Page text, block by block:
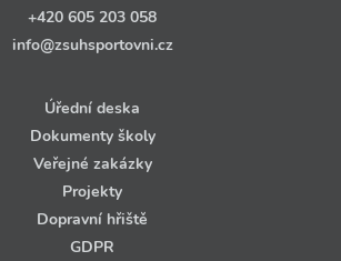
+420 605 203 058
info@zsuhsportovni.cz
Úřední deska
Dokumenty školy
Veřejné zakázky
Projekty
Dopravní hřiště
GDPR